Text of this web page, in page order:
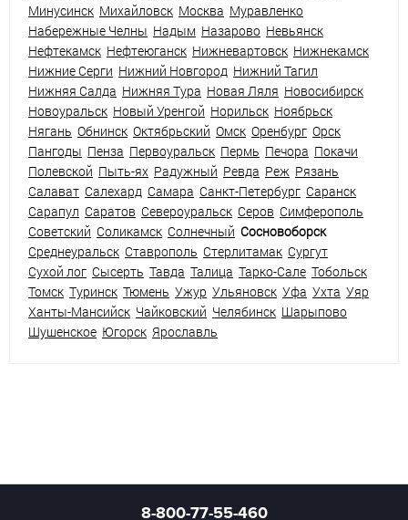
Минусинск Михайловск Москва Муравленко
Набережные Челны Надым Назарово Невьянск
Нефтекамск Нефтеюганск Нижневартовск Нижнекамск
Нижние Серги Нижний Новгород Нижний Тагил
Нижняя Салда Нижняя Тура Новая Ляля Новосибирск
Новоуральск Новый Уренгой Норильск Ноябрьск
Нягань Обнинск Октябрьский Омск Оренбург Орск
Пангоды Пенза Первоуральск Пермь Печора Покачи
Полевской Пыть-ях Радужный Ревда Реж Рязань
Салават Салехард Самара Санкт-Петербург Саранск
Сарапул Саратов Североуральск Серов Симферополь
Советский Соликамск Солнечный Сосновоборск
Среднеуральск Ставрополь Стерлитамак Сургут
Сухой лог Сысерть Тавда Талица Тарко-Сале Тобольск
Томск Туринск Тюмень Ужур Ульяновск Уфа Ухта Уяр
Ханты-Мансийск Чайковский Челябинск Шарыпово
Шушенское Югорск Ярославль
8-800-77-55-460